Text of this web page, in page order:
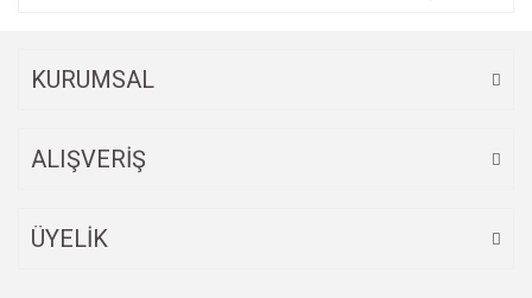
KURUMSAL
ALIŞVERİŞ
ÜYELİK